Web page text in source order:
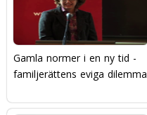
Gamla normer i en ny tid -
familjerättens eviga dilemma